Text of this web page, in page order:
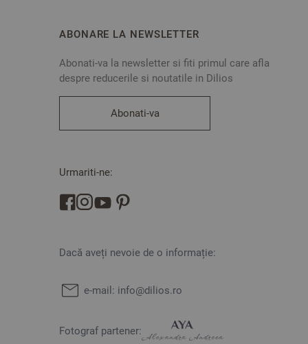
ABONARE LA NEWSLETTER
Abonati-va la newsletter si fiti primul care afla
despre reducerile si noutatile in Dilios
Abonati-va
Urmariti-ne:
Dacă aveți nevoie de o informație:
e-mail: info@dilios.ro
Fotograf partener: